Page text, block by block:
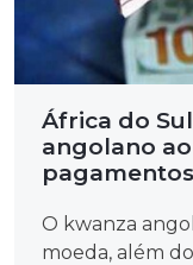
África do
angolano
O kwanza
moeda, além